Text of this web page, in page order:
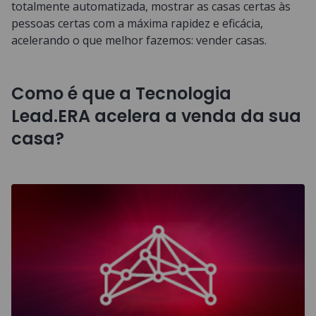
totalmente automatizada, mostrar as casas certas às
pessoas certas com a máxima rapidez e eficácia,
acelerando o que melhor fazemos: vender casas.
Como é que a Tecnologia
Lead.ERA acelera a venda da sua
casa?